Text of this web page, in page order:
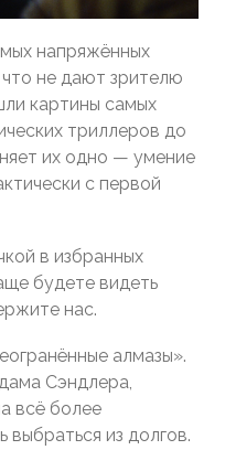
напряжённых
не дают зрителю
картины самых
триллеров до
их одно — умение
с первой
в избранных
будете видеть
нас.
алмазы».
Сэндлера,
всё более
выбраться из долгов.